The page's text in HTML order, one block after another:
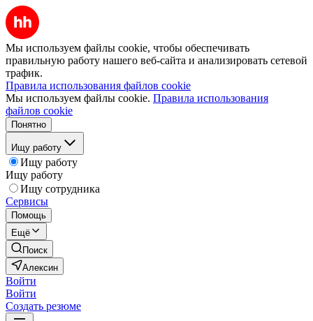
Мы используем файлы cookie, чтобы обеспечивать
правильную работу нашего веб-сайта и анализировать сетевой
трафик.
Правила использования файлов cookie
Мы используем файлы cookie. Правила использования
файлов cookie
Понятно
Ищу работу
Ищу работу
Ищу работу
Ищу сотрудника
Сервисы
Помощь
Ещё
Поиск
Алексин
Войти
Войти
Создать резюме